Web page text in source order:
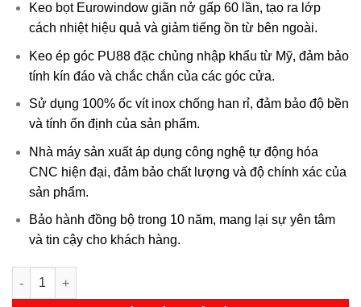
Keo bọt Eurowindow giãn nở gấp 60 lần, tạo ra lớp
cách nhiệt hiệu quả và giảm tiếng ồn từ bên ngoài.
Keo ép góc PU88 đặc chủng nhập khẩu từ Mỹ, đảm bảo
tính kín đáo và chắc chắn của các góc cửa.
Sử dụng 100% ốc vít inox chống han rỉ, đảm bảo độ bền
và tính ổn định của sản phẩm.
Nhà máy sản xuất áp dụng công nghệ tự động hóa
CNC hiện đại, đảm bảo chất lượng và độ chính xác của
sản phẩm.
Bảo hành đồng bộ trong 10 năm, mang lại sự yên tâm
và tin cậy cho khách hàng.
CỬA ĐI MỞ TRƯỢT 2 CÁNH số lượng